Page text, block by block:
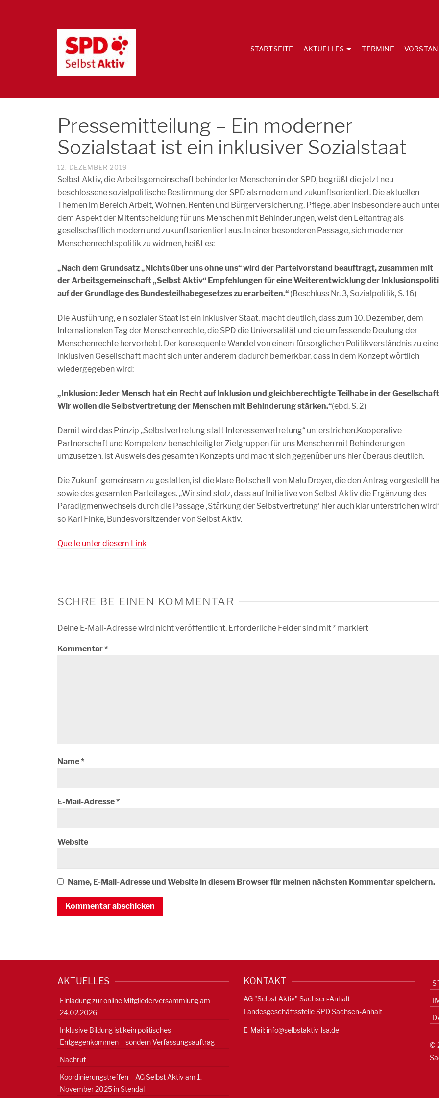
STARTSEITE AKTUELLES TERMINE
Pressemitteilung – Ein moderner
Sozialstaat ist ein inklusiver Sozialstaat
12. DEZEMBER 2019
Selbst Aktiv, die Arbeitsgemeinschaft behinderter Menschen in der SPD, begrüßt die jetzt neu
beschlossene sozialpolitische Bestimmung der SPD als modern und zukunftsorientiert. Die aktuellen
Themen im Bereich Arbeit, Wohnen, Renten und Bürgerversicherung, Pflege, aber insbesondere auch
dem Aspekt der Mitentscheidung für uns Menschen mit Behinderungen, weist den Leitantrag als
gesellschaftlich modern und zukunftsorientiert aus. In einer besonderen Passage, sich moderner
Menschenrechtspolitik zu widmen, heißt es:
„Nach dem Grundsatz „Nichts über uns ohne uns“ wird der Parteivorstand beauftragt, zusammen mit
der Arbeitsgemeinschaft „Selbst Aktiv“ Empfehlungen für eine Weiterentwicklung der
auf der Grundlage des Bundesteilhabegesetzes zu erarbeiten.“ (Beschluss Nr. 3, Sozialpolitik, S. 16)
Die Ausführung, ein sozialer Staat ist ein inklusiver Staat, macht deutlich, dass zum 10. Dezember, dem
Internationalen Tag der Menschenrechte, die SPD die Universalität und die umfassende Deutung der
Menschenrechte hervorhebt. Der konsequente Wandel von einem fürsorglichen Politikverständnis zu
inklusiven Gesellschaft macht sich unter anderem dadurch bemerkbar, dass in dem Konzept wörtlich
wiedergegeben wird:
„Inklusion: Jeder Mensch hat ein Recht auf Inklusion und gleichberechtigte Teilhabe in der
Wir wollen die Selbstvertretung der Menschen mit Behinderung stärken.“(ebd. S. 2)
Damit wird das Prinzip „Selbstvertretung statt Interessenvertretung“ unterstrichen.Kooperative
Partnerschaft und Kompetenz benachteiligter Zielgruppen für uns Menschen mit Behinderungen
umzusetzen, ist Ausweis des gesamten Konzepts und macht sich gegenüber uns hier überaus deutlich.
Die Zukunft gemeinsam zu gestalten, ist die klare Botschaft von Malu Dreyer, die den Antrag vorgestellt
sowie des gesamten Parteitages. „Wir sind stolz, dass auf Initiative von Selbst Aktiv die Ergänzung des
Paradigmenwechsels durch die Passage ‚Stärkung der Selbstvertretung‘ hier auch klar unterstrichen
so Karl Finke, Bundesvorsitzender von Selbst Aktiv.
Quelle unter diesem Link
SCHREIBE EINEN KOMMENTAR
Deine E-Mail-Adresse wird nicht veröffentlicht. Erforderliche Felder sind mit* markiert
Kommentar*
Name*
E-Mail-Adresse*
Website
Name, E-Mail-Adresse und Website in diesem Browser für meinen nächsten Kommentar speichern.
AKTUELLES
Einladung zur online Mitgliederversammlung am
24.02.2026
Inklusive Bildung ist kein politisches
Entgegenkommen – sondern Verfassungsauftrag
Nachruf
Koordinierungstreffen – AG Selbst Aktiv am 1.
November 2025 in Stendal
KONTAKT
AG "Selbst Aktiv" Sachsen-Anhalt
Landesgeschäftsstelle SPD Sachsen-Anhalt
E-Mail: info@selbstaktiv-lsa.de
©